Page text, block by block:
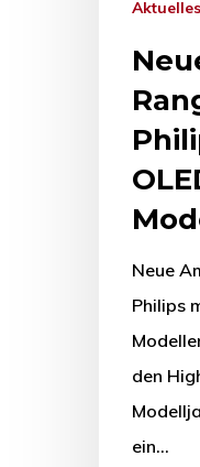
Neue
Philips
den
ein…